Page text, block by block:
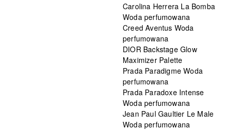
Carolina Herrera La Bomba
Woda perfumowana
Creed Aventus Woda
perfumowana
DIOR Backstage Glow
Maximizer Palette
Prada Paradigme Woda
perfumowana
Prada Paradoxe Intense
Woda perfumowana
Jean Paul Gaultier Le Male
Woda perfumowana